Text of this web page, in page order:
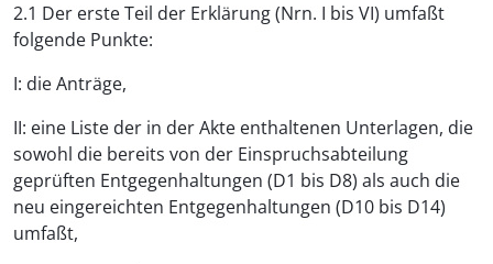
2.1 Der erste Teil der Erklärung (Nrn. I bis VI) umfaßt
folgende Punkte:
I: die Anträge,
II: eine Liste der in der Akte enthaltenen Unterlagen, die
sowohl die bereits von der Einspruchsabteilung
geprüften Entgegenhaltungen (D1 bis D8) als auch die
neu eingereichten Entgegenhaltungen (D10 bis D14)
umfaßt,